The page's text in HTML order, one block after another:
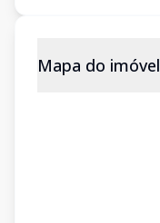
Mapa do imóvel